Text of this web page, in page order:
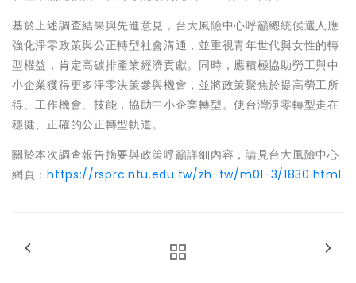
基於上述調查結果與先進意見，台大風險中心呼籲總統候選人應
強化淨零政策與公正轉型社會溝通，並重視青年世代與女性的轉
型權益，肯定高碳排產業經濟貢獻。同時，應積極協助勞工與中
小企業獲得更多淨零決策參與機會，並將政策聚焦於提高勞工所
得、工作機會、技能，協助中小企業轉型。使台灣淨零轉型走在
穩健、正確的公正轉型軌道。
關於本次調查報告摘要與政策呼籲詳細內容，請見台大風險中心
網頁：https://rsprc.ntu.edu.tw/zh-tw/m01-3/1830.html